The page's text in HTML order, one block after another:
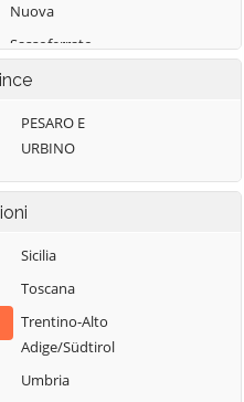
Nuova
Sassoferrato
Senigallia
Serra San Quirico
Staffolo
PESARO E
URBINO
Sicilia
Toscana
Trentino-Alto
Adige/Südtirol
Umbria